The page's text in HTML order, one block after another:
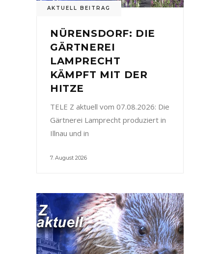
AKTUELL BEITRAG
NÜRENSDORF: DIE
GÄRTNEREI
LAMPRECHT
KÄMPFT MIT DER
HITZE
TELE Z aktuell vom 07.08.2026: Die
Gärtnerei Lamprecht produziert in
Illnau und in
7. August 2026